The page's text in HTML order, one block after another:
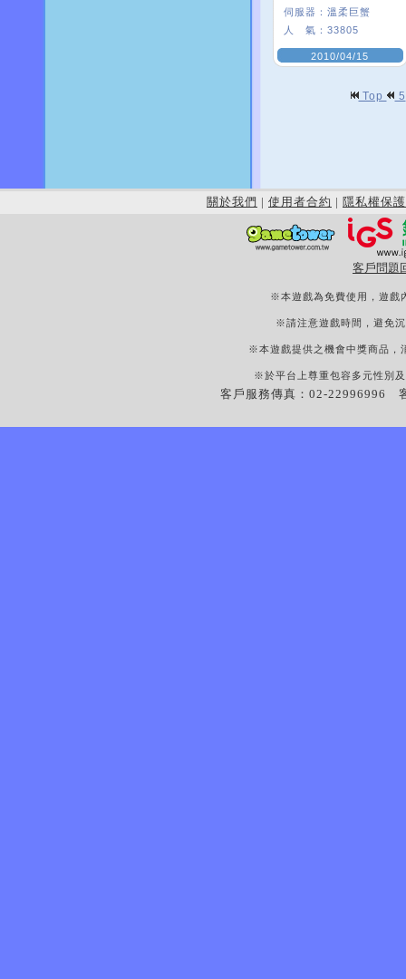
伺服器： 溫柔巨蟹
人 氣： 33805
2010/04/15
Top 5
關於我們 | 使用者合約 | 隱私權保護
客戶問題
※本遊戲為免費使用，遊戲
※請注意遊戲時間，避免
※本遊戲提供之機會中獎商品，
※於平台上尊重包容多元性別
客戶服務傳真：02-22996996